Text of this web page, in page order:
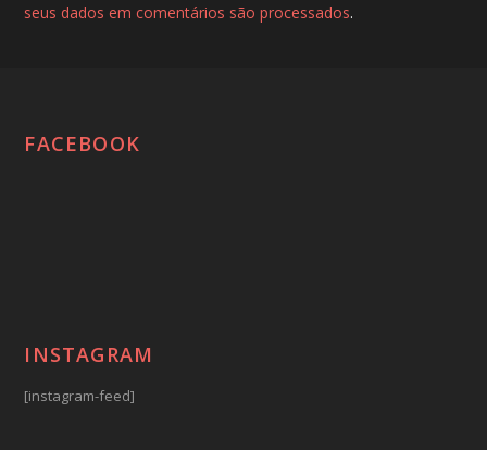
seus dados em comentários são processados.
FACEBOOK
INSTAGRAM
[instagram-feed]